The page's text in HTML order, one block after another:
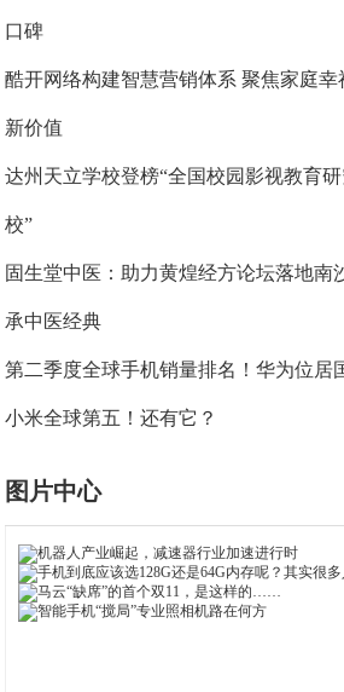
口碑
酷开网络构建智慧营销体系 聚焦家庭幸
新价值
达州天立学校登榜“全国校园影视教育
校”
固生堂中医：助力黄煌经方论坛落地南
承中医经典
第二季度全球手机销量排名！华为位居
小米全球第五！还有它？
图片中心